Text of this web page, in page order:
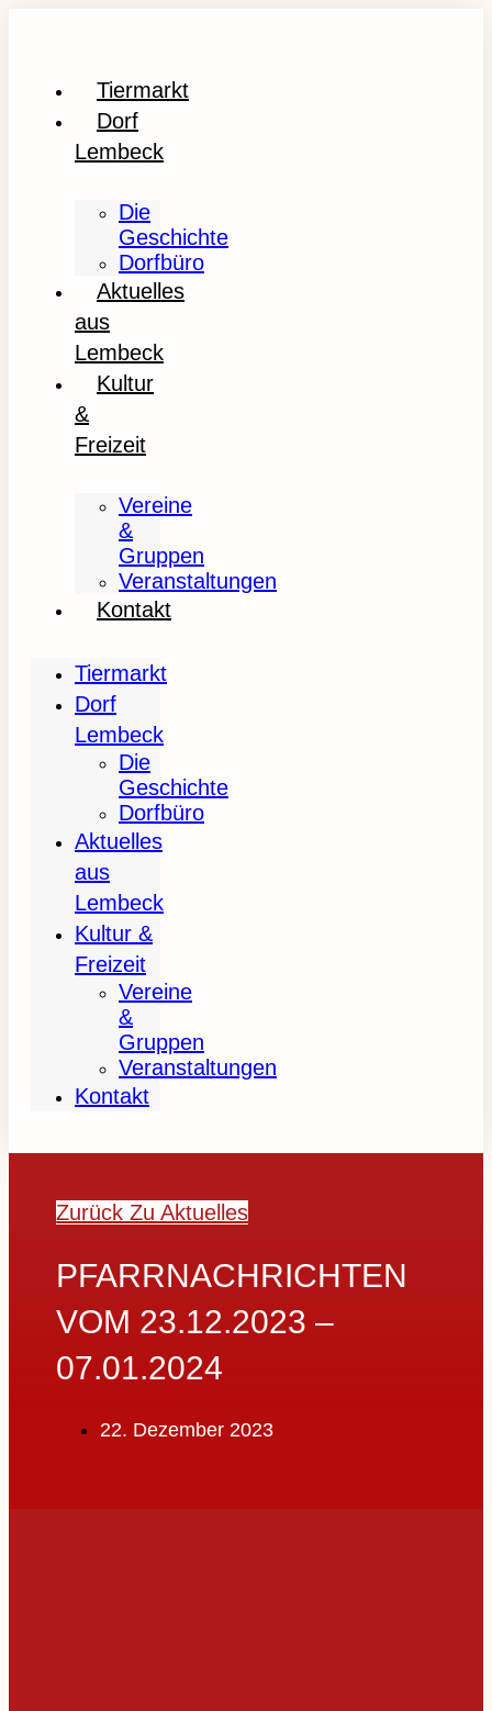
Tiermarkt
Dorf
Lembeck
Die
Geschichte
Dorfbüro
Aktuelles
aus
Lembeck
Kultur
&
Freizeit
Vereine
&
Gruppen
Veranstaltungen
Kontakt
Tiermarkt
Dorf
Lembeck
Die
Geschichte
Dorfbüro
Aktuelles
aus
Lembeck
Kultur &
Freizeit
Vereine
&
Gruppen
Veranstaltungen
Kontakt
Zurück Zu Aktuelles
PFARRNACHRICHTEN
VOM 23.12.2023 –
07.01.2024
22. Dezember 2023